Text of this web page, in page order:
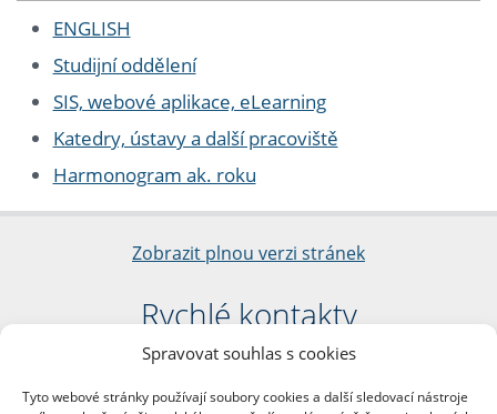
Spravovat souhlas s cookies
Tyto webové stránky používají soubory cookies a další sledovací nástroje
ENGLISH
Studijní oddělení
SIS, webové aplikace, eLearning
Katedry, ústavy a další pracoviště
Harmonogram ak. roku
Zobrazit plnou verzi stránek
Rychlé kontakty
Filozofická fakulta
nám. Jana Palacha 1/2